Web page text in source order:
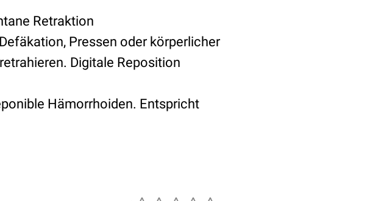
Retraktion
Pressen oder körperlicher
Digitale Reposition
Hämorrhoiden. Entspricht